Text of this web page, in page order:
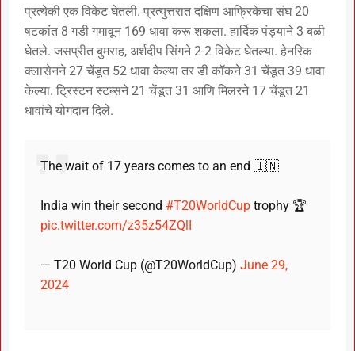
प्रत्येकी एक विकेट घेतली. प्रत्युत्तरात दक्षिण आफ्रिकेचा संघ 20
षटकांत 8 गडी गमावून 169 धावा करू शकला. हार्दिक पंड्याने 3 बळी
घेतले. जसप्रीत बुमराह, अर्शदीप सिंगने 2-2 विकेट घेतल्या. हेनरिक
क्लासेनने 27 चेंडूत 52 धावा केल्या तर डी कॉकने 31 चेंडूत 39 धावा
केल्या. ट्रिस्टन स्टब्सने 21 चेंडूत 31 आणि मिलरने 17 चेंडूत 21
धावांचे योगदान दिले.
The wait of 17 years comes to an end 🇮🇳
India win their second #T20WorldCup trophy 🏆
pic.twitter.com/z35z54ZQlI
— T20 World Cup (@T20WorldCup) June 29,
2024